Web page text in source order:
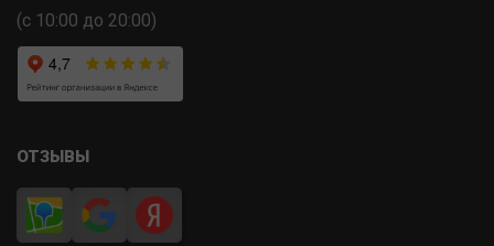
(с 10:00 до 20:00)
ОТЗЫВЫ